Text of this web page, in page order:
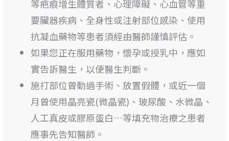
等疤痕增生體質者、心理障礙、心血管等重
要臟器疾病、全身性或注射部位感染、使用
抗凝血藥物等患者須經由醫師謹慎評估。
如果您正在服用藥物，懷孕或授乳中，應如
實告訴醫生，以便醫生判斷。
施打部位曾動過手術、放置假體，或近一個
月曾使用晶亮瓷(微晶瓷)、玻尿酸、水微晶、
人工真皮或膠原蛋白…等填充物治療之患者
應事先告知醫師。